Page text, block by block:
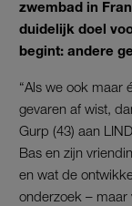
zwembad in
duidelijk doel
begint: andere
“Als we ook maar
gevaren af wist,
Gurp (43) aan
Bas en zijn
en wat de
onderzoek – maar